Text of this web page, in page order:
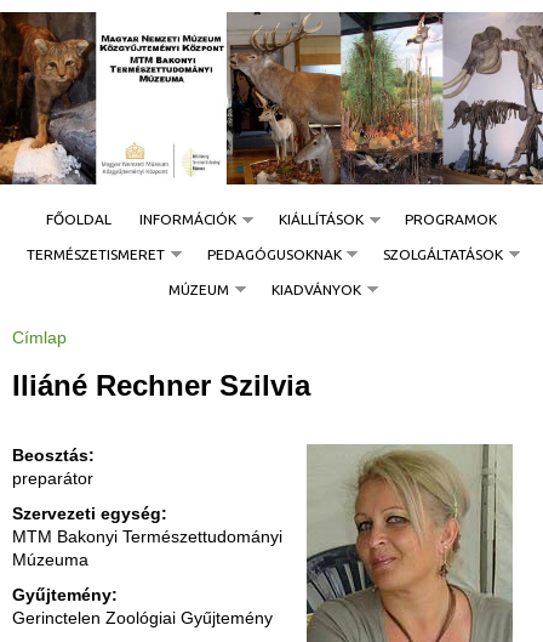
Jump to navigation
FŐOLDAL INFORMÁCIÓK KIÁLLÍTÁSOK PROGRAMOK
TERMÉSZETISMERET PEDAGÓGUSOKNAK SZOLGÁLTATÁSOK
MÚZEUM KIADVÁNYOK
J
l
e
g
i
h
l
y
Címlap
Iliáné Rechner Szilvia
Beosztás:
preparátor
Szervezeti egység:
MTM Bakonyi Természettudományi
Múzeuma
Gyűjtemény:
Gerinctelen Zoológiai Gyűjtemény